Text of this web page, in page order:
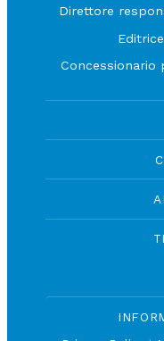
Direttore
Concessionario